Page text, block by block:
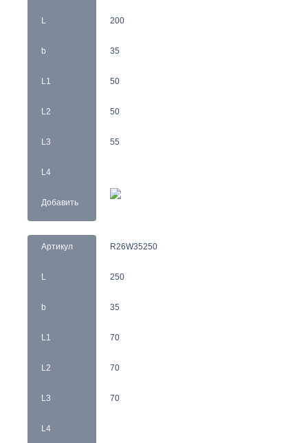
L
b
L1
L2
L3
L4
Добавить
200
35
50
50
55
Артикул
L
b
L1
L2
L3
L4
R26W35250
250
35
70
70
70